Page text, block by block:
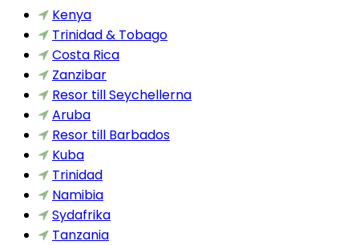
Kenya
Trinidad & Tobago
Costa Rica
Zanzibar
Resor till Seychellerna
Aruba
Resor till Barbados
Kuba
Trinidad
Namibia
Sydafrika
Tanzania